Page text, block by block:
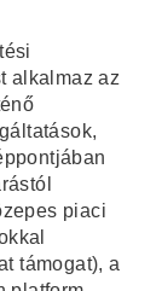
alkalmaz az
piaci
támogat), a